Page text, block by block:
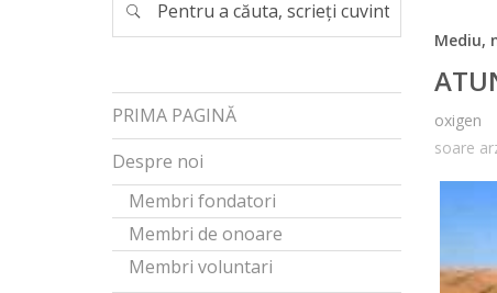
Mediu,
oxigen
soare
PRIMA PAGINĂ
Despre noi
Membri fondatori
Membri de onoare
Membri voluntari